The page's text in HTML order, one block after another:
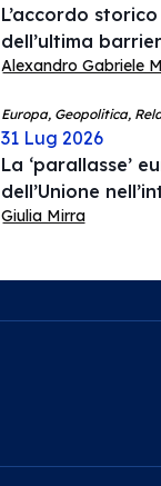
L’accordo
dell’ultima
Alexandro Gabriele
Europa, Geopolitica,
31 Lug 2026
La ‘parallasse’
dell’Unione
Giulia Mirra